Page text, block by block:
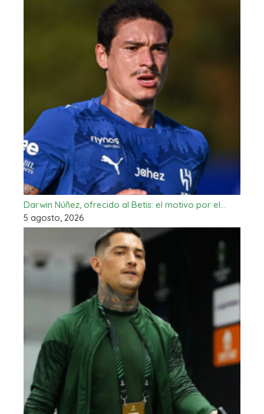
Darwin Núñez, ofrecido al Betis: el motivo por el…
5 agosto, 2026